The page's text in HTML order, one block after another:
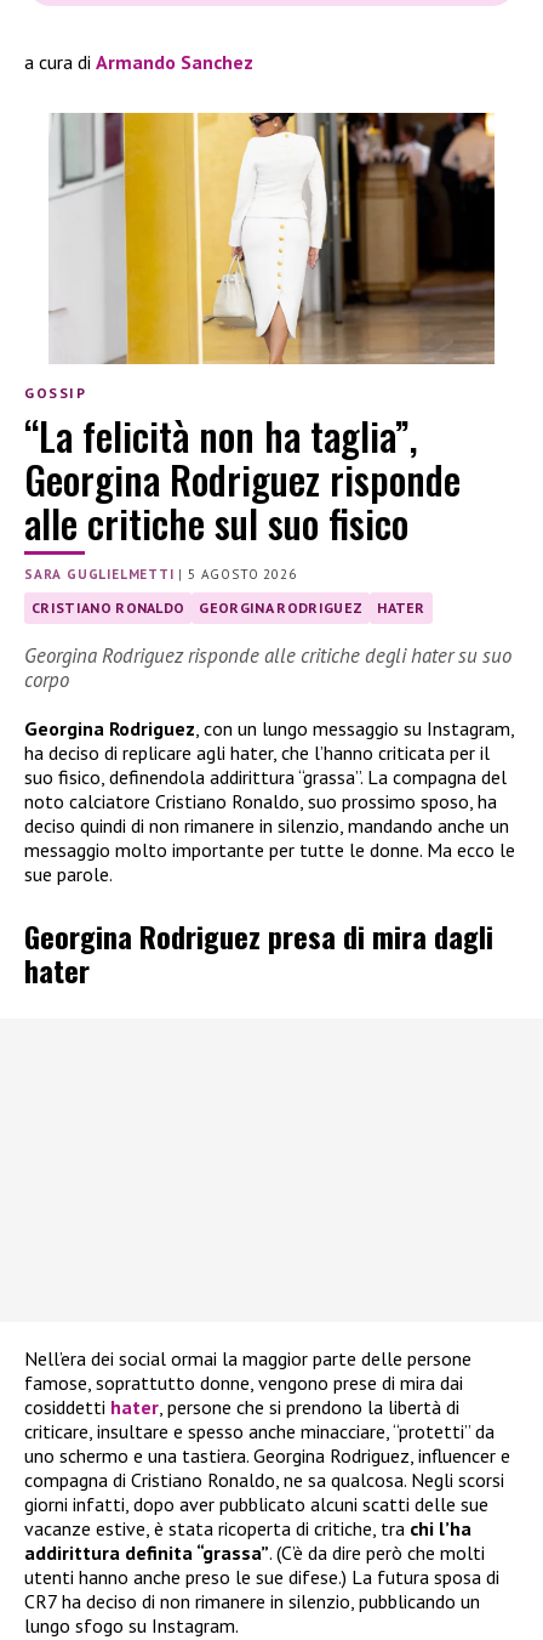
a cura di Armando Sanchez
GOSSIP
“La felicità non ha taglia”,
Georgina Rodriguez risponde
alle critiche sul suo fisico
SARA GUGLIELMETTI | 5 AGOSTO 2026
CRISTIANO RONALDO GEORGINA RODRIGUEZ HATER
Georgina Rodriguez risponde alle critiche degli hater su suo
corpo
Georgina Rodriguez, con un lungo messaggio su Instagram,
ha deciso di replicare agli hater, che l’hanno criticata per il
suo fisico, definendola addirittura “grassa”. La compagna del
noto calciatore Cristiano Ronaldo, suo prossimo sposo, ha
deciso quindi di non rimanere in silenzio, mandando anche un
messaggio molto importante per tutte le donne. Ma ecco le
sue parole.
Georgina Rodriguez presa di mira dagli
hater
Nell’era dei social ormai la maggior parte delle persone
famose, soprattutto donne, vengono prese di mira dai
cosiddetti hater, persone che si prendono la libertà di
criticare, insultare e spesso anche minacciare, “protetti” da
uno schermo e una tastiera. Georgina Rodriguez, influencer e
compagna di Cristiano Ronaldo, ne sa qualcosa. Negli scorsi
giorni infatti, dopo aver pubblicato alcuni scatti delle sue
vacanze estive, è stata ricoperta di critiche, tra chi l’ha
addirittura definita “grassa”. (C’è da dire però che molti
utenti hanno anche preso le sue difese.) La futura sposa di
CR7 ha deciso di non rimanere in silenzio, pubblicando un
lungo sfogo su Instagram.